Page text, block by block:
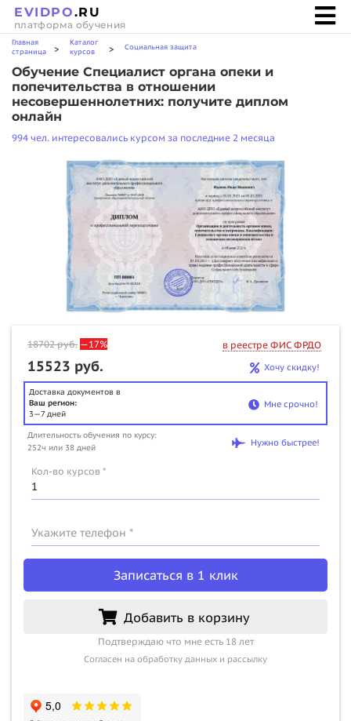
EVIDPO.RU
платформа обучения
Главная
страница
>
Каталог
курсов
> Социальная защита
Обучение Специалист органа опеки и
попечительства в отношении
несовершеннолетних: получите диплом
онлайн
994 чел. интересовались курсом за последние 2 месяца
18702руб. —17% в реестре ФИС ФРДО
15523 руб. Хочу скидку!
Доставка документов в
Ваш регион:
3—7 дней
Мне срочно!
Длительность обучения по курсу:
252ч или 38 дней
Нужно быстрее!
Кол-во курсов *
Укажите телефон *
Записаться в 1 клик
Добавить в корзину
Подтверждаю что мне есть 18 лет
Согласен на обработку данных и рассылку